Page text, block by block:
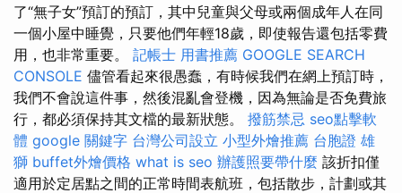
了“無子女”預訂的預訂，其中兒童與父母或兩個成年人在同
一個小屋中睡覺，只要他們年輕18歲，即使報告還包括零費
用，也非常重要。 記帳士 用書推薦 GOOGLE SEARCH
CONSOLE 儘管看起來很愚蠢，有時候我們在網上預訂時，
我們不會說這件事，然後混亂會登機，因為無論是否免費旅
行，都必須保持其文檔的最新狀態。 撥筋禁忌 seo點擊軟
體 google 關鍵字 台灣公司設立 小型外燴推薦 台胞證 雄
獅 buffet外燴價格 what is seo 辦護照要帶什麼 該折扣僅
適用於定居點之間的正常時間表航班，包括散步，計劃或其